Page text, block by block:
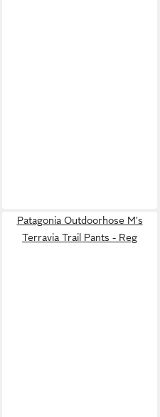
Patagonia Outdoorhose M's
Terravia Trail Pants - Reg